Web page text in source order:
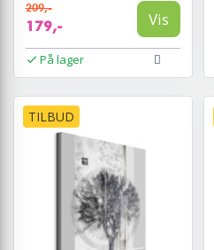
209,-
179,- Vis
På lager
TILBUD